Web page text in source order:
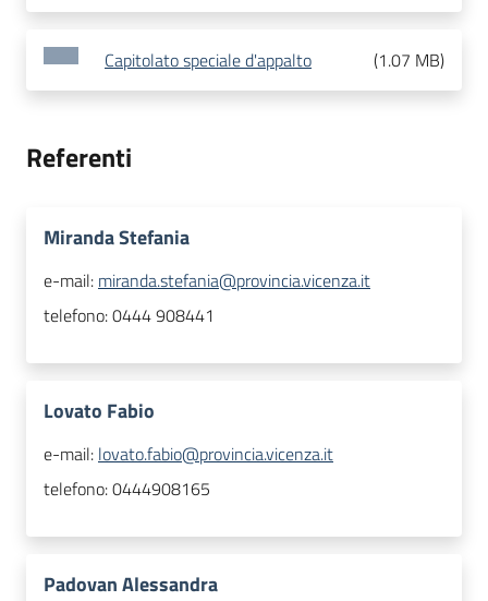
Capitolato speciale d'appalto (1.07 MB)
Referenti
Miranda Stefania
e-mail: miranda.stefania@provincia.vicenza.it
telefono:0444 908441
Lovato Fabio
e-mail: lovato.fabio@provincia.vicenza.it
telefono:0444908165
Padovan Alessandra